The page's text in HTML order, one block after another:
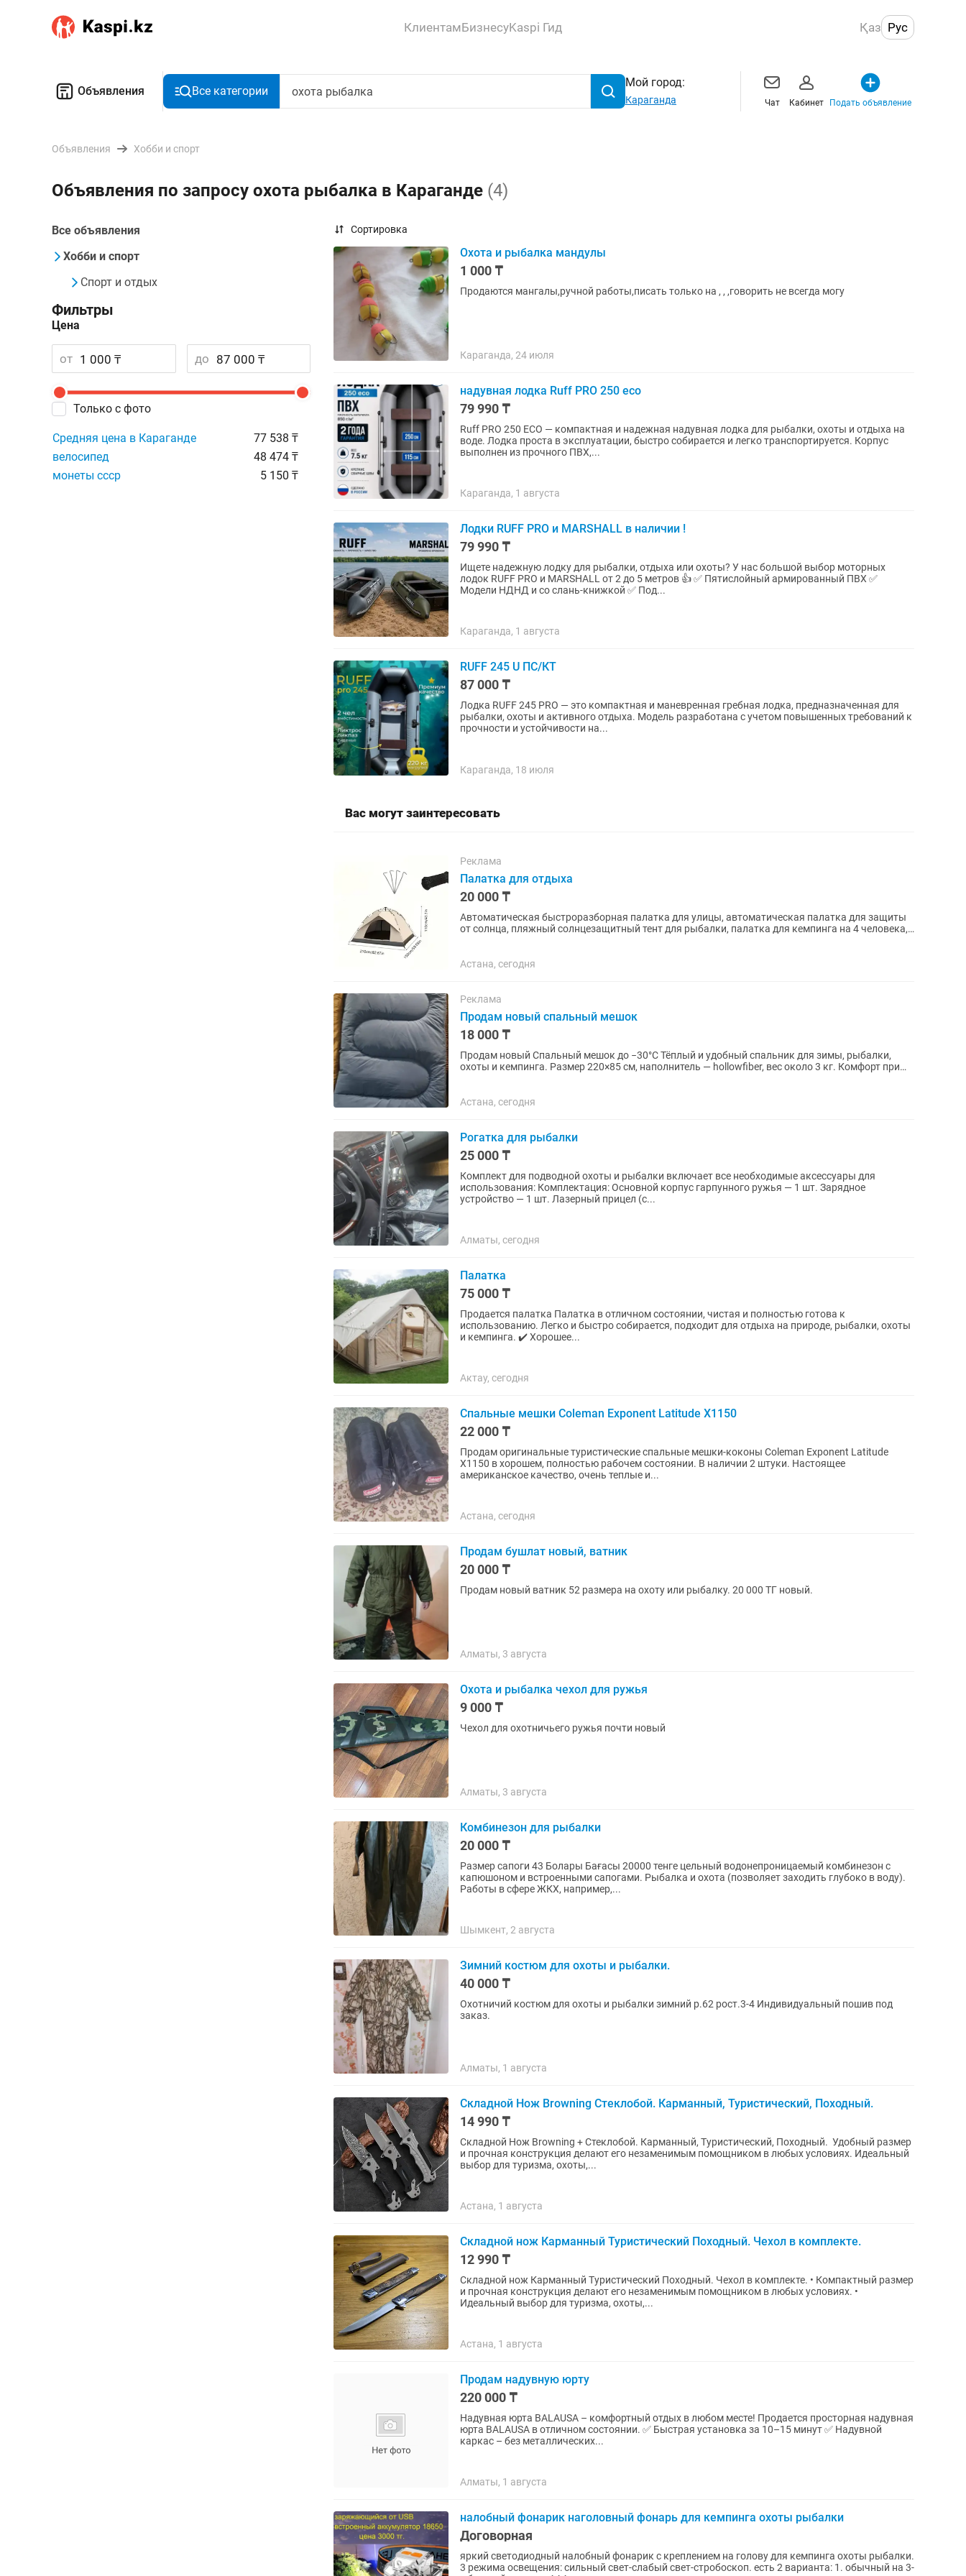
КлиентамБизнесуKaspi Гид Қаз Рус
Объявления Все категории
Мой город:
Караганда Чат Кабинет Подать объявление
Объявления Хобби и спорт
Объявления по запросу охота рыбалка в Караганде (4)
Все объявления
Хобби и спорт
Спорт и отдых
Фильтры
Цена
от до
Только с фото
Средняя цена в Караганде
77 538 ₸
велосипед
48 474 ₸
монеты ссср
5 150 ₸
Сортировка
Охота и рыбалка мандулы
1 000 ₸
Продаются мангалы,ручной работы,писать только на , , ,говорить не всегда могу
Караганда, 24 июля
надувная лодка Ruff PRO 250 eco
79 990 ₸
Ruff PRO 250 ECO — компактная и надежная надувная лодка для рыбалки, охоты и отдыха на
воде. Лодка проста в эксплуатации, быстро собирается и легко транспортируется. Корпус
выполнен из прочного ПВХ,...
Караганда, 1 августа
Лодки RUFF PRO и MARSHALL в наличии !
79 990 ₸
Ищете надежную лодку для рыбалки, отдыха или охоты? У нас большой выбор моторных
лодок RUFF PRO и MARSHALL от 2 до 5 метров 👍 ✅ Пятислойный армированный ПВХ ✅
Модели НДНД и со слань-книжкой ✅ Под...
Караганда, 1 августа
RUFF 245 U ПС/КТ
87 000 ₸
Лодка RUFF 245 PRO — это компактная и маневренная гребная лодка, предназначенная для
рыбалки, охоты и активного отдыха. Модель разработана с учетом повышенных требований к
прочности и устойчивости на...
Караганда, 18 июля
Вас могут заинтересовать
Реклама
Палатка для отдыха
20 000 ₸
Автоматическая быстроразборная палатка для улицы, автоматическая палатка для защиты
от солнца, пляжный солнцезащитный тент для рыбалки, палатка для кемпинга на 4 человека,
Астана, сегодня
Реклама
Продам новый спальный мешок
18 000 ₸
Продам новый Спальный мешок до −30°C Тёплый и удобный спальник для зимы, рыбалки,
охоты и кемпинга. Размер 220×85 см, наполнитель — hollowfiber, вес около 3 кг. Комфорт при
Астана, сегодня
Рогатка для рыбалки
25 000 ₸
Комплект для подводной охоты и рыбалки включает все необходимые аксессуары для
использования: Комплектация: Основной корпус гарпунного ружья — 1 шт. Зарядное
устройство — 1 шт. Лазерный прицел (с...
Алматы, сегодня
Палатка
75 000 ₸
Продается палатка Палатка в отличном состоянии, чистая и полностью готова к
использованию. Легко и быстро собирается, подходит для отдыха на природе, рыбалки, охоты
и кемпинга. ✔️ Хорошее...
Актау, сегодня
Спальные мешки Coleman Exponent Latitude X1150
22 000 ₸
Продам оригинальные туристические спальные мешки-коконы Coleman Exponent Latitude
X1150 в хорошем, полностью рабочем состоянии. В наличии 2 штуки. Настоящее
американское качество, очень теплые и...
Астана, сегодня
Продам бушлат новый, ватник
20 000 ₸
Продам новый ватник 52 размера на охоту или рыбалку. 20 000 ТГ новый.
Алматы, 3 августа
Охота и рыбалка чехол для ружья
9 000 ₸
Чехол для охотничьего ружья почти новый
Алматы, 3 августа
Комбинезон для рыбалки
20 000 ₸
Размер сапоги 43 Болары Бағасы 20000 тенге цельный водонепроницаемый комбинезон с
капюшоном и встроенными сапогами. Рыбалка и охота (позволяет заходить глубоко в воду).
Работы в сфере ЖКХ, например,...
Шымкент, 2 августа
Зимний костюм для охоты и рыбалки.
40 000 ₸
Охотничий костюм для охоты и рыбалки зимний р.62 рост.3-4 Индивидуальный пошив под
заказ.
Алматы, 1 августа
Складной Нож Browning Стеклобой. Карманный, Туристический, Походный.
14 990 ₸
Складной Нож Browning + Стеклобой. Карманный, Туристический, Походный. ️ Удобный размер
и прочная конструкция делают его незаменимым помощником в любых условиях. Идеальный
выбор для туризма, охоты,...
Астана, 1 августа
Складной нож Карманный Туристический Походный. Чехол в комплекте.
12 990 ₸
Складной нож Карманный Туристический Походный. Чехол в комплекте. • Компактный размер
и прочная конструкция делают его незаменимым помощником в любых условиях. •
Идеальный выбор для туризма, охоты,...
Астана, 1 августа
Продам надувную юрту
220 000 ₸
Надувная юрта BALAUSA – комфортный отдых в любом месте! Продается просторная надувная
юрта BALAUSA в отличном состоянии. ✅ Быстрая установка за 10–15 минут ✅ Надувной
каркас – без металлических...
Алматы, 1 августа
налобный фонарик наголовный фонарь для кемпинга охоты рыбалки
Договорная
яркий светодиодный налобный фонарик с креплением на голову для кемпинга охоты рыбалки.
3 режима освещения: сильный свет-слабый свет-стробоскоп. есть 2 варианта: 1. обычный на 3-